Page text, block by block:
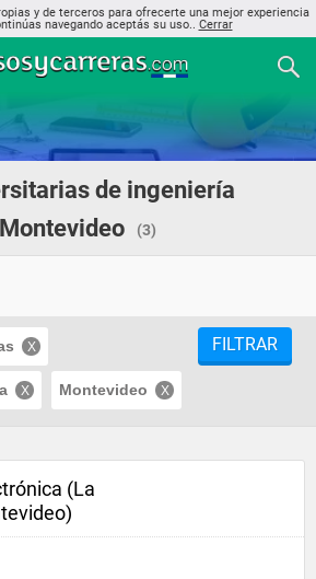
y de terceros para ofrecerte una mejor experiencia
navegando aceptás su uso.. Cerrar
de ingeniería
(3)
Montevideo
FILTRAR
(La